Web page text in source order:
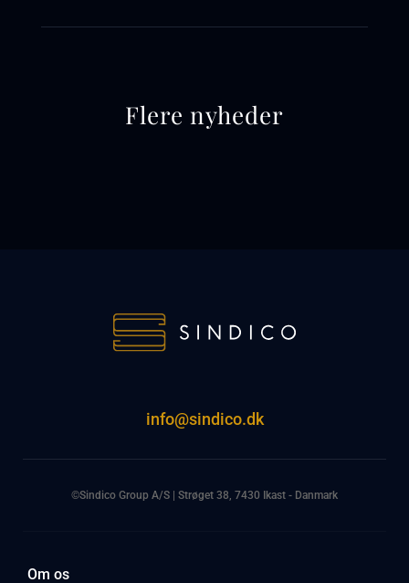
Flere nyheder
info@sindico.dk
©Sindico Group A/S | Strøget 38, 7430 Ikast - Danmark
Om os